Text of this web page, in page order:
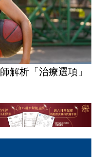
解析「治療選項」